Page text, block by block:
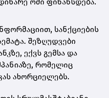
სანქციების
შეზღუდვები
ექვს გემსა და
რომელიც
ახორციელებს.